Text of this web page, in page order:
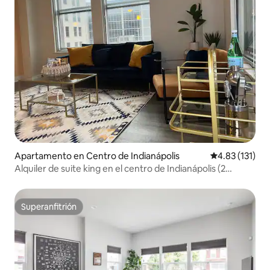
Apartamento en Centro de Indianápolis Calificación
4.83 (131)
Alquiler de suite king en el centro de Indianápolis (2
Superanfitrión
Superanfitrión